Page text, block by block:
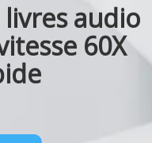
audio
60X